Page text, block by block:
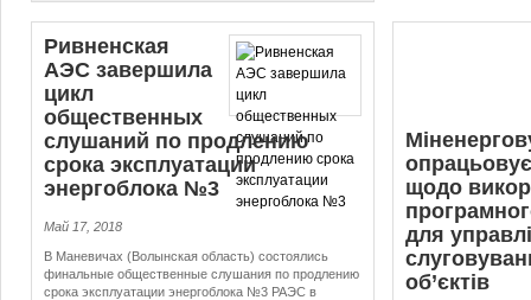
Ривненская
АЭС завершила
цикл
общественных
слушаний по продлению
срока эксплуатации
энергоблока №3
Май 17, 2018
В Маневичах (Волынская область) состоялись
финальные общественные слушания по продлению
срока эксплуатации энергоблока №3 РАЭС в
опрацьовує
щодо
для
об’єктів